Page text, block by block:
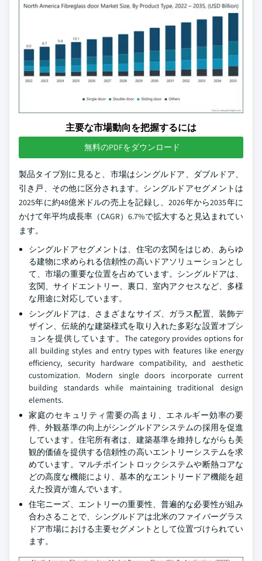
主要な市場動向を把握するには
無料のPDFをダウンロード
製品タイプ別に見ると、市場はシングルドア、ダブルドア、
引き戸、その他に区分されます。シングルドアセグメントは
2025年に約48億米ドルの売上を記録し、2026年から2035年に
かけて年平均成長率（CAGR）6.7%で拡大すると見込まれてい
ます。
シングルドアセグメントは、住宅の玄関をはじめ、あらゆ
る建物に求められる信頼性の高いドアソリューションとし
て、市場の重要な位置を占めています。シングルドアは、
玄関、サイドエントリー、裏口、室内アクセスなど、多様
な用途に対応しています。
シングルドアは、さまざまなサイズ、ガラス配置、装飾デ
ザイン、伝統的な建築様式を取り入れた多彩な設置オプシ
ョンを提供しています。The category provides options for
all building styles and entry types with features like energy
efficiency, security hardware compatibility, and aesthetic
customization. Modern single doors incorporate current
building standards while maintaining traditional design
elements.
家庭のセキュリティ需要の高まり、エネルギー効率の要
件、外観基準の向上がシングルドアシステムの採用を促進
しています。住宅所有者は、建築基準を維持しながらも美
観的価値を提供する信頼性の高いエントリーシステムを求
めています。マルチポイントロックシステムや断熱コアな
どの高度な機能により、基本的なエントリードア機能を超
えた投資が進んでいます。
住宅ニーズ、エントリーの重要性、普遍的な必要性が組み
合わさることで、シングルドアは北米のファイバーグラス
ドア市場における主要セグメントとして位置づけられてい
ます。